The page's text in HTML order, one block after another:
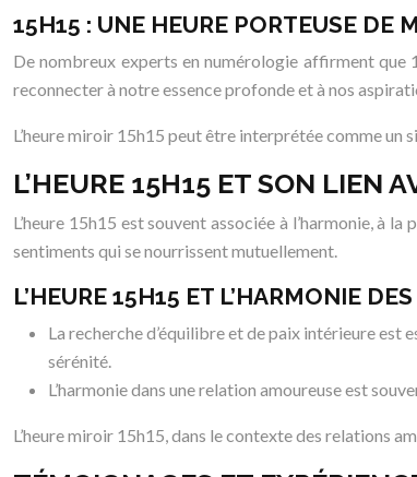
15H15 : UNE HEURE PORTEUSE DE
De nombreux experts en numérologie affirment que
reconnecter à notre essence profonde et à nos
L’heure miroir 15h15 peut être interprétée comme un
L’HEURE 15H15 ET SON LIEN
L’heure 15h15 est souvent associée à l’harmonie, à
sentiments qui se nourrissent mutuellement.
L’HEURE 15H15 ET L’HARMONIE
La recherche d’équilibre et de paix intérieure est
sérénité.
L’harmonie dans une relation amoureuse est
L’heure miroir 15h15, dans le contexte des relations